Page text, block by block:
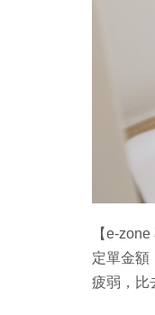
【e-
定單金額
疲弱，比